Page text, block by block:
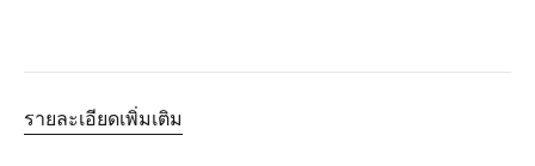
รายละเอียดเพิ่มเติม